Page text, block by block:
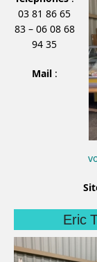
03 81 86 65
83 – 06 08 68
94 35
Mail:
Eric